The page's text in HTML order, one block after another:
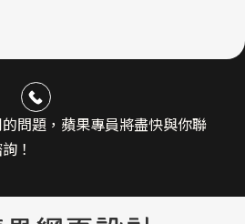
問題，蘋果專員將盡快與你聯
！